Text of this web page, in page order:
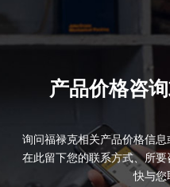
产品价格咨
询问福禄克相关产品价格信
在此留下您的联系方式、所
快与您